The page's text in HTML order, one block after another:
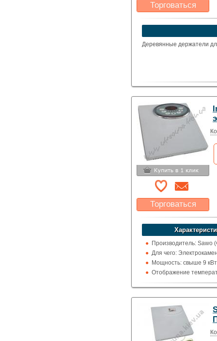
Торговаться
Какая цена Вас
устроит?
Деревянные держатели
Торговаться
Какая цена Вас
устроит?
Указать цену
Производитель: Sawo
Для чего:
Мощность: свыше 9 кВт
Отображение
цельсия